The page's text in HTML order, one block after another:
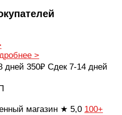
>
дней 350₽ Сдек 7-14 дней
магазин ★ 5,0 100+